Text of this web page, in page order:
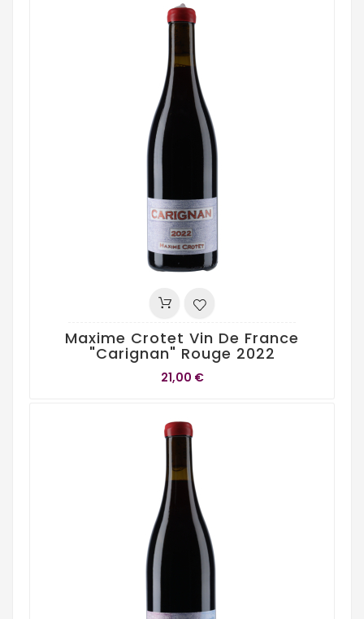
Maxime Crotet Vin De France
"Carignan" Rouge 2022
21,00 €